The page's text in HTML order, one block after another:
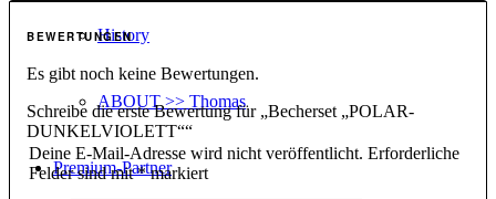
History
ABOUT >> Thomas
Premium-Partner
BEWERTUNGEN
Es gibt noch keine Bewertungen.
Schreibe die erste Bewertung für „Becherset „POLAR-
DUNKELVIOLETT““
Deine E-Mail-Adresse wird nicht veröffentlicht. Erforderliche
Felder sind mit*markiert